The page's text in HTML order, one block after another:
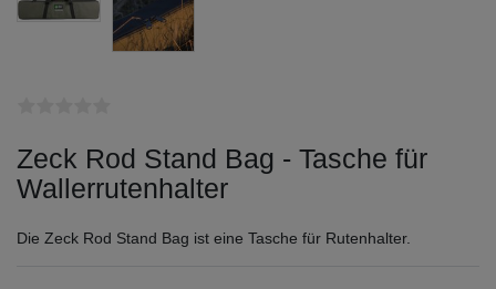
Zeck Rod Stand Bag - Tasche für
Wallerrutenhalter
Die Zeck Rod Stand Bag ist eine Tasche für Rutenhalter.